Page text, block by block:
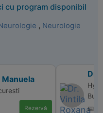
cu program disponibil
, Neurologie
Manuela
Rezervă
Dr.
📅